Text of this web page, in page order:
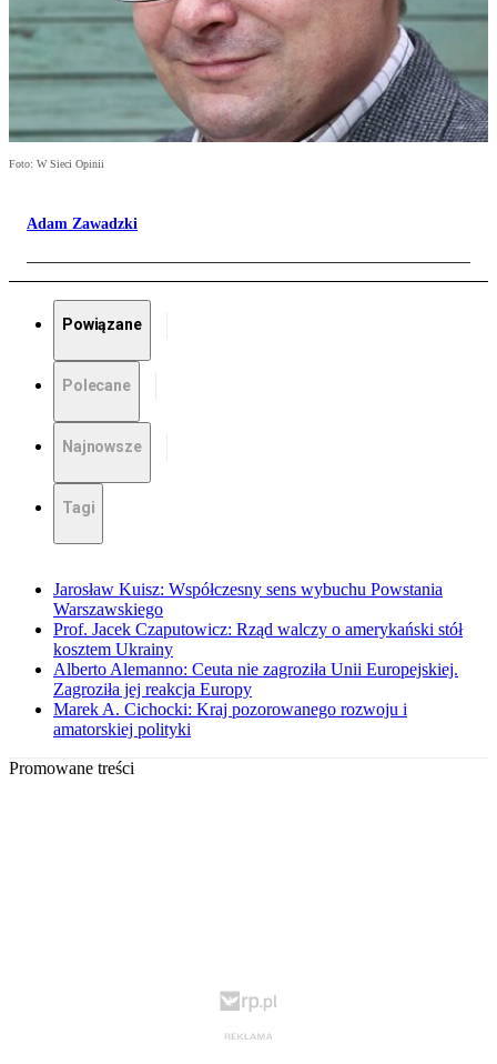
Foto: W Sieci Opinii
Adam Zawadzki
Powiązane
Polecane
Najnowsze
Tagi
Jarosław Kuisz: Współczesny sens wybuchu Powstania
Warszawskiego
Prof. Jacek Czaputowicz: Rząd walczy o amerykański stół
kosztem Ukrainy
Alberto Alemanno: Ceuta nie zagroziła Unii Europejskiej.
Zagroziła jej reakcja Europy
Marek A. Cichocki: Kraj pozorowanego rozwoju i
amatorskiej polityki
Promowane treści